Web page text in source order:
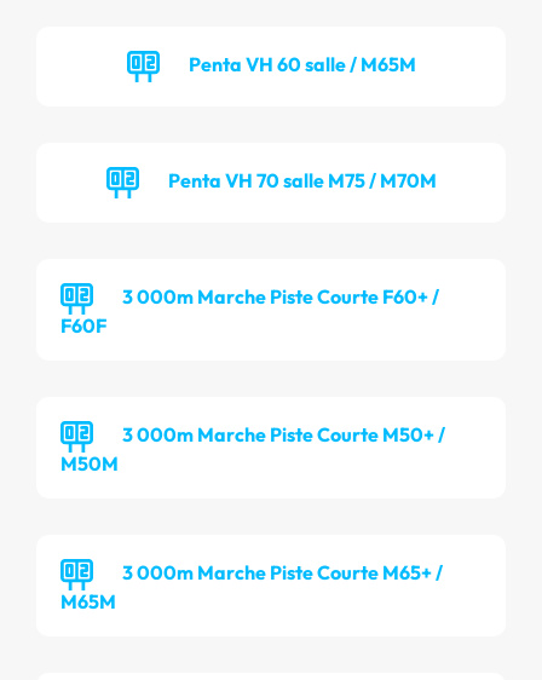
Penta VH 60 salle / M65M
Penta VH 70 salle M75 / M70M
3 000m Marche Piste Courte F60+ /
F60F
3 000m Marche Piste Courte M50+ /
M50M
3 000m Marche Piste Courte M65+ /
M65M